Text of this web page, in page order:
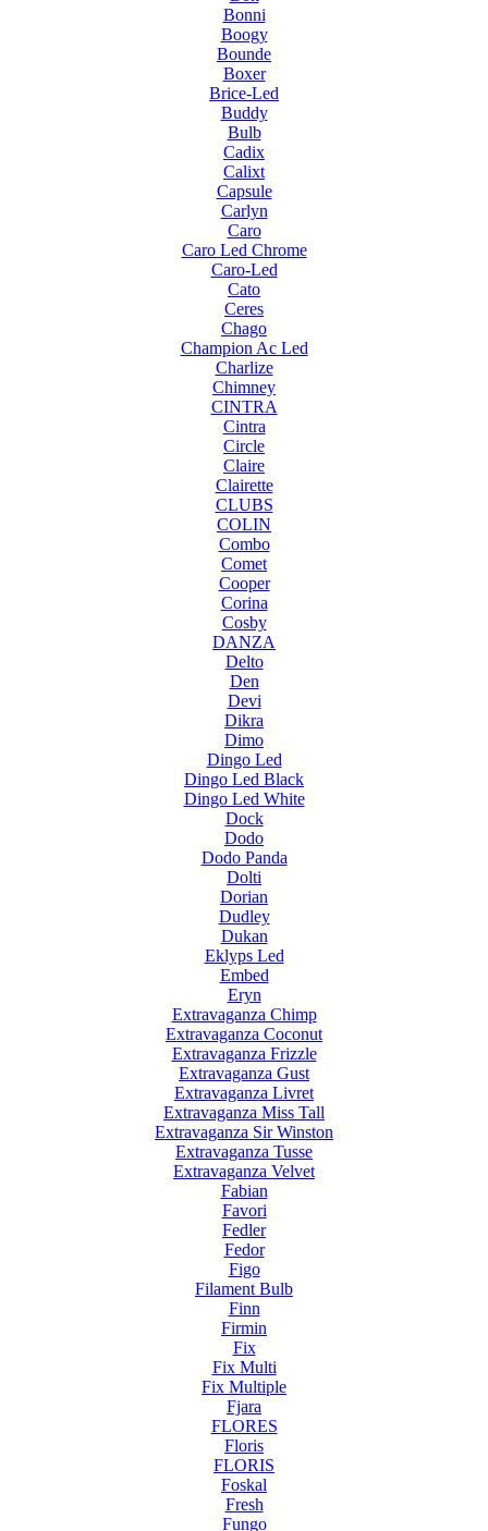
Bonni
Boogy
Bounde
Boxer
Brice-Led
Buddy
Bulb
Cadix
Calixt
Capsule
Carlyn
Caro
Caro Led Chrome
Caro-Led
Cato
Ceres
Chago
Champion Ac Led
Charlize
Chimney
CINTRA
Cintra
Circle
Claire
Clairette
CLUBS
COLIN
Combo
Comet
Cooper
Corina
Cosby
DANZA
Delto
Den
Devi
Dikra
Dimo
Dingo Led
Dingo Led Black
Dingo Led White
Dock
Dodo
Dodo Panda
Dolti
Dorian
Dudley
Dukan
Eklyps Led
Embed
Eryn
Extravaganza Chimp
Extravaganza Coconut
Extravaganza Frizzle
Extravaganza Gust
Extravaganza Livret
Extravaganza Miss Tall
Extravaganza Sir Winston
Extravaganza Tusse
Extravaganza Velvet
Fabian
Favori
Fedler
Fedor
Figo
Filament Bulb
Finn
Firmin
Fix
Fix Multi
Fix Multiple
Fjara
FLORES
Floris
FLORIS
Foskal
Fresh
Fungo